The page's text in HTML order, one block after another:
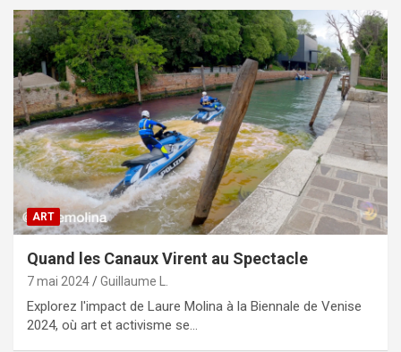
ART
Quand les Canaux Virent au Spectacle
7 mai 2024 Guillaume L.
Explorez l'impact de Laure Molina à la Biennale de Venise
2024, où art et activisme se…